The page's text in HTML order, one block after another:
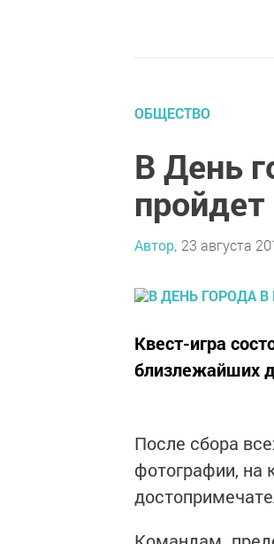
ОБЩЕСТВО
В День
Автор, 23 августа
Квест-игра
близлежайших
После сбора
фотографии, на